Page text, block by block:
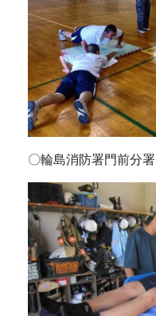
〇輪島消防署門前分署